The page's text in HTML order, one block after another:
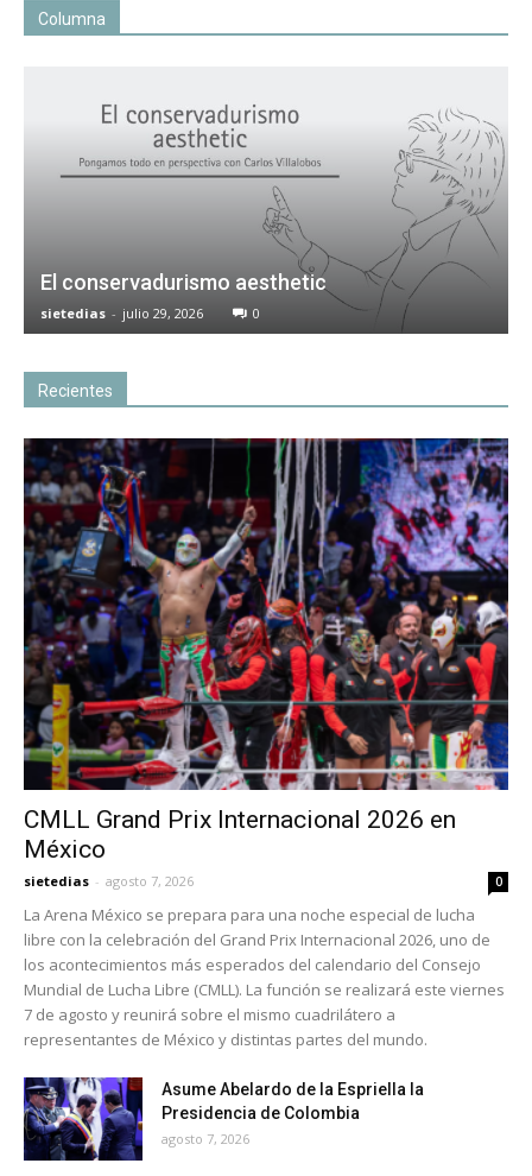
Columna
El conservadurismo aesthetic
sietedias - julio 29, 2026 0
Recientes
CMLL Grand Prix Internacional 2026 en
México
sietedias - agosto 7, 2026 0
La Arena México se prepara para una noche especial de lucha
libre con la celebración del Grand Prix Internacional 2026, uno de
los acontecimientos más esperados del calendario del Consejo
Mundial de Lucha Libre (CMLL). La función se realizará este viernes
7 de agosto y reunirá sobre el mismo cuadrilátero a
representantes de México y distintas partes del mundo.
Asume Abelardo de la Espriella la
Presidencia de Colombia
agosto 7, 2026